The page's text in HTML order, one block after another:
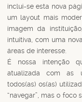
inclui-se esta nova
um layout mais
imagem da
intuitiva, com uma
áreas de interesse.
É nossa intenção
atualizada com as
todos(as) os(as)
“navegar”, mas o